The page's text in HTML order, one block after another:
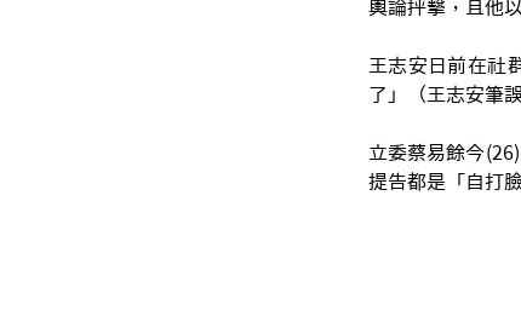
輿論抨擊，且他
王志安日前在社
了」（王志安筆
立委蔡易餘今
提告都是「自打